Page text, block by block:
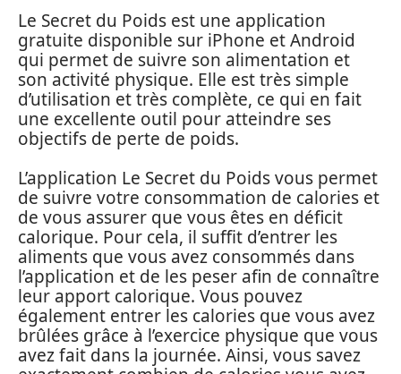
Le Secret du Poids est une application
gratuite disponible sur iPhone et Android
qui permet de suivre son alimentation et
son activité physique. Elle est très simple
d’utilisation et très complète, ce qui en fait
une excellente outil pour atteindre ses
objectifs de perte de poids.
L’application Le Secret du Poids vous permet
de suivre votre consommation de calories et
de vous assurer que vous êtes en déficit
calorique. Pour cela, il suffit d’entrer les
aliments que vous avez consommés dans
l’application et de les peser afin de connaître
leur apport calorique. Vous pouvez
également entrer les calories que vous avez
brûlées grâce à l’exercice physique que vous
avez fait dans la journée. Ainsi, vous savez